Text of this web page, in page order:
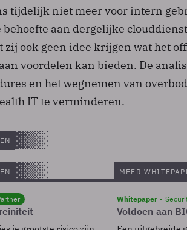
tijdelijk niet meer voor intern
aan dergelijke
ook geen idee krijgen wat het
voordelen kan bieden. De
en het wegnemen van
IT te verminderen.
MEER
Whitepaper
Voldoen aan